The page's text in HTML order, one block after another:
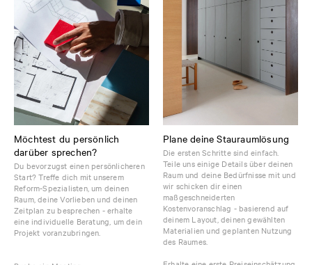
Möchtest du persönlich
darüber sprechen?
Du bevorzugst einen persönlicheren
Start? Treffe dich mit unserem
Reform-Spezialisten, um deinen
Raum, deine Vorlieben und deinen
Zeitplan zu besprechen - erhalte
eine individuelle Beratung, um dein
Projekt voranzubringen.
Plane deine Stauraumlösung
Die ersten Schritte sind einfach.
Teile uns einige Details über deinen
Raum und deine Bedürfnisse mit und
wir schicken dir einen
maßgeschneiderten
Kostenvoranschlag - basierend auf
deinem Layout, deinen gewählten
Materialien und geplanten Nutzung
des Raumes.